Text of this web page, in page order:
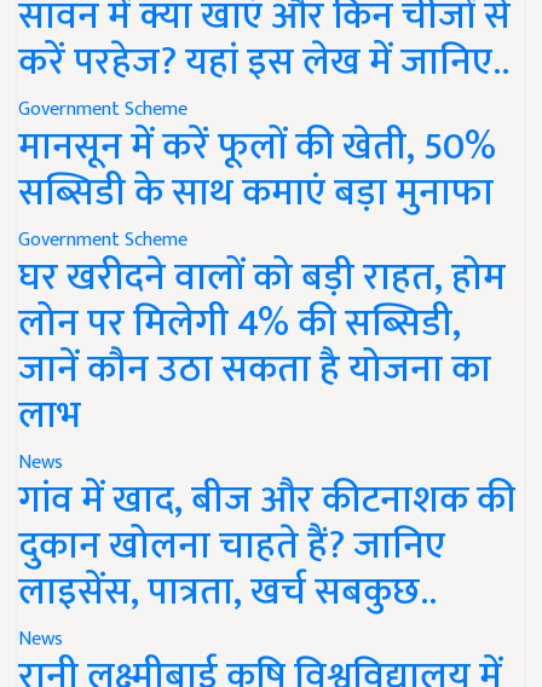
सावन में क्या खाएं और किन चीजों से
करें परहेज? यहां इस लेख में जानिए..
Government Scheme
मानसून में करें फूलों की खेती, 50%
सब्सिडी के साथ कमाएं बड़ा मुनाफा
Government Scheme
घर खरीदने वालों को बड़ी राहत, होम
लोन पर मिलेगी 4% की सब्सिडी,
जानें कौन उठा सकता है योजना का
लाभ
News
गांव में खाद, बीज और कीटनाशक की
दुकान खोलना चाहते हैं? जानिए
लाइसेंस, पात्रता, खर्च सबकुछ..
News